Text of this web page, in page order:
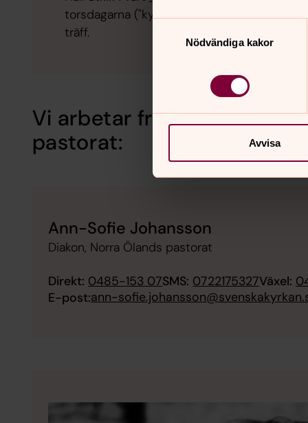
Nödvändiga kakor
Avvisa
torsdagarna ("kyrktidningarna",
träff.
Vi arbetar främst med
pastorat:
Ann-Sofie Johansson
Diakon, Norra Ölands pastorat
Direkt: 0485-153 07SMS: 0722175327Växel:
E-post:ann-